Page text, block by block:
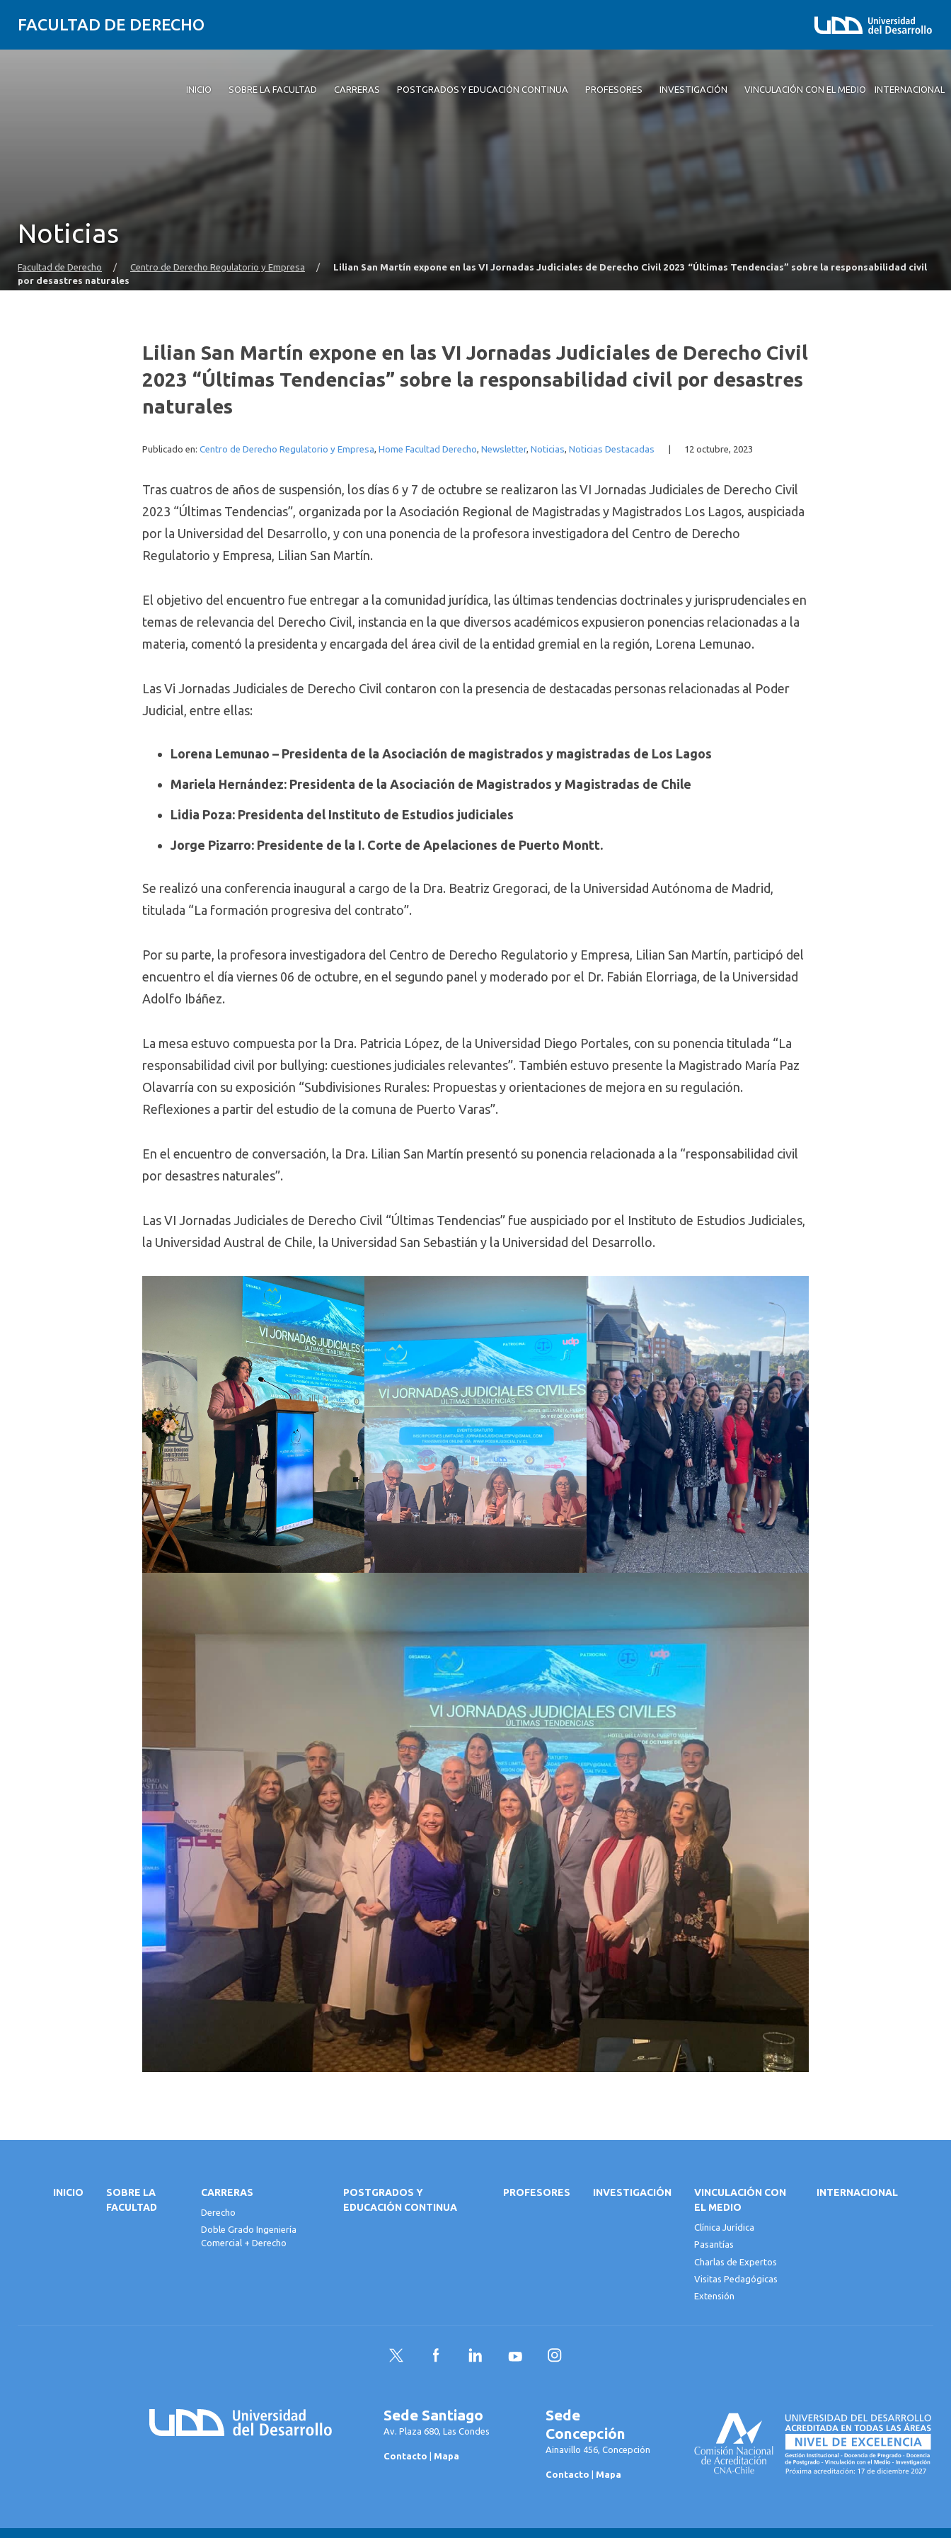
FACULTAD DE DERECHO
INICIO SOBRE LA FACULTAD CARRERAS POSTGRADOS Y EDUCACIÓN CONTINUA PROFESORES INVESTIGACIÓN VINCULACIÓN CON EL MEDIO INTERNACIONAL
Noticias
Facultad de Derecho / Centro de Derecho Regulatorio y Empresa /
Lilian San Martín expone en las VI Jornadas Judiciales de Derecho Civil 2023 “Últimas Tendencias” sobre la responsabilidad civil
por desastres naturales
Lilian San Martín expone en las VI Jornadas Judiciales de Derecho Civil
2023 “Últimas Tendencias” sobre la responsabilidad civil por desastres
naturales
Publicado en: Centro de Derecho Regulatorio y Empresa, Home Facultad Derecho, Newsletter, Noticias, Noticias Destacadas 12 octubre, 2023
Tras cuatros de años de suspensión, los días 6 y 7 de octubre se realizaron las VI Jornadas Judiciales de Derecho Civil
2023 “Últimas Tendencias”, organizada por la Asociación Regional de Magistradas y Magistrados Los Lagos, auspiciada
por la Universidad del Desarrollo, y con una ponencia de la profesora investigadora del Centro de Derecho
Regulatorio y Empresa, Lilian San Martín.
El objetivo del encuentro fue entregar a la comunidad jurídica, las últimas tendencias doctrinales y jurisprudenciales en
temas de relevancia del Derecho Civil, instancia en la que diversos académicos expusieron ponencias relacionadas a la
materia, comentó la presidenta y encargada del área civil de la entidad gremial en la región, Lorena Lemunao.
Las Vi Jornadas Judiciales de Derecho Civil contaron con la presencia de destacadas personas relacionadas al Poder
Judicial, entre ellas:
Lorena Lemunao – Presidenta de la Asociación de magistrados y magistradas de Los Lagos
Mariela Hernández: Presidenta de la Asociación de Magistrados y Magistradas de Chile
Lidia Poza: Presidenta del Instituto de Estudios judiciales
Jorge Pizarro: Presidente de la I. Corte de Apelaciones de Puerto Montt.
Se realizó una conferencia inaugural a cargo de la Dra. Beatriz Gregoraci, de la Universidad Autónoma de Madrid,
titulada “La formación progresiva del contrato”.
Por su parte, la profesora investigadora del Centro de Derecho Regulatorio y Empresa, Lilian San Martín, participó del
encuentro el día viernes 06 de octubre, en el segundo panel y moderado por el Dr. Fabián Elorriaga, de la Universidad
Adolfo Ibáñez.
La mesa estuvo compuesta por la Dra. Patricia López, de la Universidad Diego Portales, con su ponencia titulada “La
responsabilidad civil por bullying: cuestiones judiciales relevantes”. También estuvo presente la Magistrado María Paz
Olavarría con su exposición “Subdivisiones Rurales: Propuestas y orientaciones de mejora en su regulación.
Reflexiones a partir del estudio de la comuna de Puerto Varas”.
En el encuentro de conversación, la Dra. Lilian San Martín presentó su ponencia relacionada a la “responsabilidad civil
por desastres naturales”.
Las VI Jornadas Judiciales de Derecho Civil “Últimas Tendencias” fue auspiciado por el Instituto de Estudios Judiciales,
la Universidad Austral de Chile, la Universidad San Sebastián y la Universidad del Desarrollo.
INICIO
SOBRE LA
FACULTAD
CARRERAS
Derecho
Doble Grado Ingeniería
Comercial + Derecho
POSTGRADOS Y
EDUCACIÓN CONTINUA
PROFESORES INVESTIGACIÓN
VINCULACIÓN CON
EL MEDIO
Clínica Jurídica
Pasantías
Charlas de Expertos
Visitas Pedagógicas
Extensión
INTERNACIONAL
Twitter FacebookLinkedInYouTubeInstagram
Sede Santiago
Av. Plaza 680, Las Condes
Contacto | Mapa
Sede
Concepción
Ainavillo 456, Concepción
Contacto | Mapa